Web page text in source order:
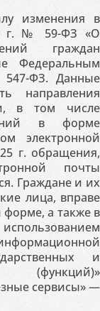
изменения в
г. № 59-ФЗ «О
граждан
Федеральным
ФЗ. Данные
направления
в том числе
в форме
электронной
г. обращения,
почты
Граждане и их
лица, вправе
а также в
и
сервисы» —